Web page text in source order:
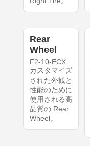
Rear
Wheel
F2-10-ECX
カスタマイズ
された外観と
性能のために
使用される高
品質の Rear
Wheel。